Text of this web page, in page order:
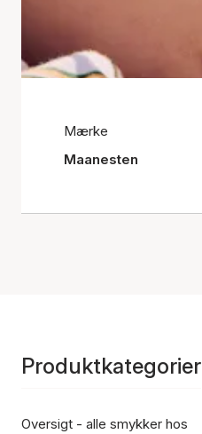
Mærke
Maanesten
Produktkategorier
Oversigt - alle smykker hos